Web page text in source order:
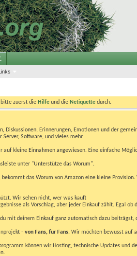
zuerst die Hilfe und die Netiquette durch.
Diskussionen, Erinnerungen, Emotionen und der
Software, und vieles mehr.
auf kleine Einnahmen angewiesen. Eine einfache
unter "Unterstütze das Worum".
das Worum von Amazon eine kleine
Wir sehen nicht, wer was kauft
als Vorschlag, aber jeder Einkauf zählt. Egal
mit deinem Einkauf ganz automatisch dazu
- von Fans, für Fans. Wir möchten bewusst auf
können wir Hosting, technische Updates und